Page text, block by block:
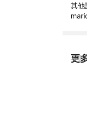
其他
更
看更